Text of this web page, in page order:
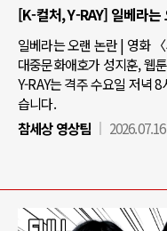
[K-컬처, Y-RAY] 일베라는
일베라는 오랜 논란 | 영화
대중문화애호가 성지훈, 웹
Y-RAY는 격주 수요일 저녁
습니다.
참세상 영상팀